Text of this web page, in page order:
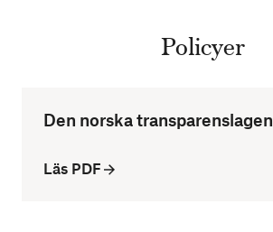
Policyer
Den norska transparenslagen
Läs PDF